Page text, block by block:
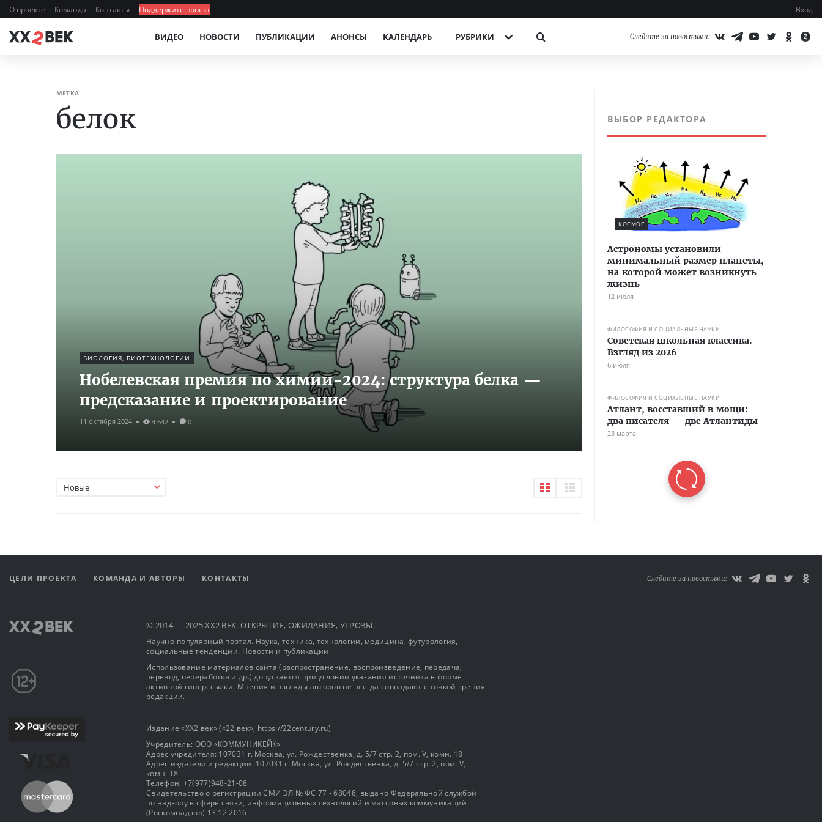
О проекте Команда Контакты Поддержите проект Вход
ВИДЕО НОВОСТИ ПУБЛИКАЦИИ АНОНСЫ КАЛЕНДАРЬ РУБРИКИ Следите за новостями:
МЕТКА
белок
БИОЛОГИЯ, БИОТЕХНОЛОГИИ
Нобелевская премия по химии-2024: структура белка —
предсказание и проектирование
11 октября 2024 4 642 0
Новые
ВЫБОР РЕДАКТОРА
КОСМОС
Астрономы установили
минимальный размер планеты,
на которой может возникнуть
жизнь
12 июля
ФИЛОСОФИЯ И СОЦИАЛЬНЫЕ НАУКИ
Советская школьная классика.
Взгляд из 2026
6 июля
ФИЛОСОФИЯ И СОЦИАЛЬНЫЕ НАУКИ
Атлант, восставший в мощи:
два писателя — две Атлантиды
23 марта
ЦЕЛИ ПРОЕКТА КОМАНДА И АВТОРЫ КОНТАКТЫ Следите за новостями:
© 2014 — 2025 XX2 ВЕК. ОТКРЫТИЯ, ОЖИДАНИЯ, УГРОЗЫ.
Научно-популярный портал. Наука, техника, технологии, медицина, футурология,
социальные тенденции. Новости и публикации.
Использование материалов сайта (распространение, воспроизведение, передача,
перевод, переработка и др.) допускается при условии указания источника в форме
активной гиперссылки. Мнения и взгляды авторов не всегда совпадают с точкой зрения
редакции.
Издание «XX2 век» («22 век», https://22century.ru)
Учредитель: OOO «КОММУНИКЕЙК»
Адрес учредителя: 107031 г. Москва, ул. Рождественка, д. 5/7 стр. 2, пом. V, комн. 18
Адрес издателя и редакции: 107031 г. Москва, ул. Рождественка, д. 5/7 стр. 2, пом. V,
комн. 18
Телефон: +7(977)948-21-08
Свидетельство о регистрации СМИ ЭЛ № ФС 77 - 68048, выдано Федеральной службой
по надзору в сфере связи, информационных технологий и массовых коммуникаций
(Роскомнадзор) 13.12.2016 г.